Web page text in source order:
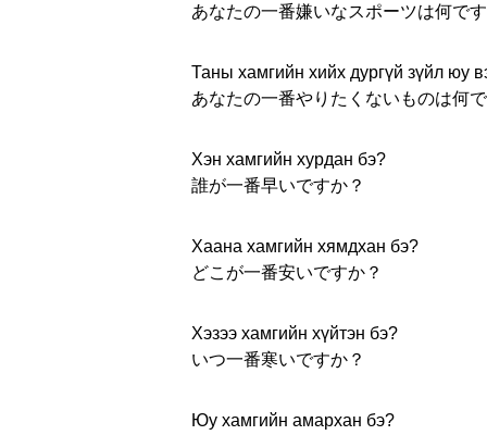
あなたの一番嫌いなスポーツは何で
Таны хамгийн хийх дургүй зүйл юу
あなたの一番やりたくないものは何
Хэн хамгийн хурдан бэ?
誰が一番早いですか？
Хаана хамгийн хямдхан бэ?
どこが一番安いですか？
Хэзээ хамгийн хүйтэн бэ?
いつ一番寒いですか？
Юу хамгийн амархан бэ?